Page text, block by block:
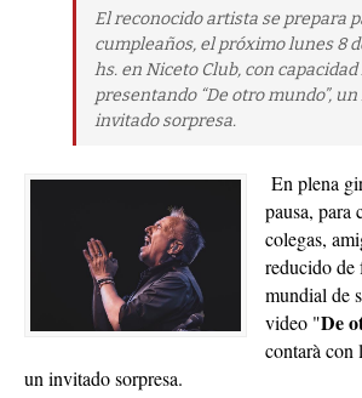
El reconocido artista se prepara
cumpleaños, el próximo lunes 8
hs. en Niceto Club, con
presentando “De otro mundo”,
invitado sorpresa.
En plena
pausa, para
colegas,
reducido de
mundial de
video "De
contarà con
un invitado sorpresa.